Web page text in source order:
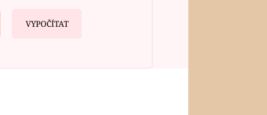
VYPOČÍTAT